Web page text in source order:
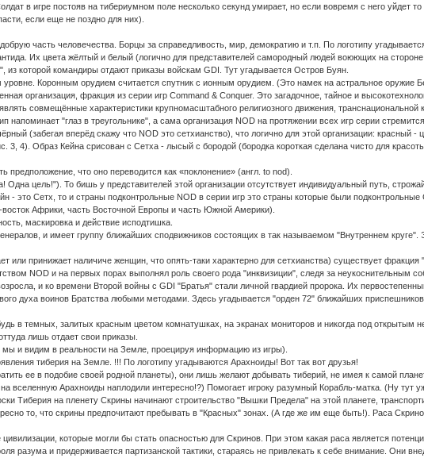
в игре постояв на тибериумном поле несколько секунд умирает, но если вовремя с него уйдет
если еще не поздно для них).
часть человечества. Борцы за справедливость, мир, демократию и т.п. По логотипу
Их цвета жёлтый и белый (логично для представителей самородный людей воюющих на
из которой командиры отдают приказы войскам GDI. Тут угадывается Остров Буян.
уровне. Коронным орудием считается спутник с ионным орудием. (Это намек на астральное оружие
организация, фракция из серии игр Command & Conquer. Это загадочное, тайное и
совмещённые характеристики крупномасштабного религиозного движения, транснациональной
напоминает "глаз в треугольнике", а сама организация NOD на протяжении всех игр серии
(забегая вперёд скажу что NOD это сетхианство), что логично для этой организации: красный
3, 4). Образ Кейна срисован с Сетха - лысый с бородой (бородка короткая сделана чисто для
что оно переводится как «поклонение» (англ. to nod).
цель!"). То бишь у представителей этой организации отсутствует индивидуальный путь,
- это Сетх, то и страны подконтрольные NOD в серии игр это страны которые были
Африки, часть Восточной Европы и часть Южной Америки).
маскировка и действие исподтишка.
и имеет группу ближайших сподвижников состоящих в так называемом "Внутреннем
или принижает наличиче женщин, что опять-таки характерно для сетхианства) существует
NOD и на первых порах выполнял роль своего рода "инквизиции", следя за неукоснительным
и ко времени Второй войны с GDI "Братья" стали личной гвардией пророка. Их
духа воинов Братства любыми методами. Здесь угадывается "орден 72" ближайших
в темных, залитых красным цветом комнатушках, на экранах мониторов и никогда под открытым
лишь отдает свои приказы.
мы и видим в реальности на Земле, проецируя информацию из игры).
тиберия на Земле. !!! По логотипу угадываются Арахноиды! Вот так вот друзья!
ее в подобие своей родной планеты), они лишь желают добывать тиберий, не имея к самой
вселенную Арахноиды наплодили интересно!?) Помогает игроку разумный Корабль-матка. (Ну тут
Тиберия на пленету Скрины начинают строительство "Вышки Предела" на этой планете,
то, что скрины предпочитают пребывать в "Красных" зонах. (А где же им еще быть!). Раса
которые могли бы стать опасностью для Скринов. При этом какая раса является
разума и придерживается партизанской тактики, стараясь не привлекать к себе внимание. Они